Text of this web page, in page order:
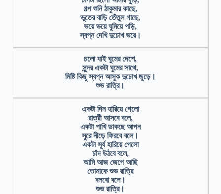
গল্প শুনি ঠাকুমার কাছে,
ভুতের বাড়ি তেঁতুল গাছে,
ভয়ে ভয়ে ঘুমিয়ে পড়ি,
স্বপ্ন দেখি দুচোখ ভরে।
চলাে যাই ঘুমের দেশে,
সুন্দর একটা ঘুমের সাথে,
মিষ্টি কিছু স্বপ্ন আসুক দুচোখ জুড়ে।
শুভ রাত্রি।
একটা দিন হারিয়ে গেলো
রাত্রী আসবে বলে,
একটা পাখি ডাকছে আপন
সুরে নীড়ে ফিরবে বলে।
একটা সূর্য হারিয়ে গেলো
চাঁদ উঠবে বলে,
আমি আজ জেগে আছি
তোমাকে শুভ রাত্রি
বলবো বলে।
শুভ রাত্রি।